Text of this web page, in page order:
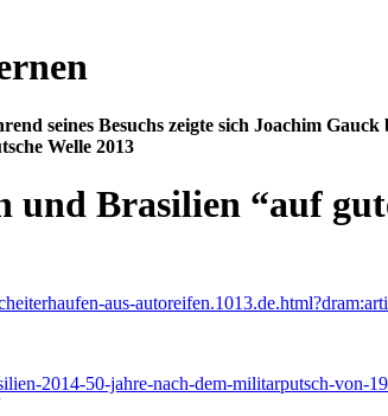
seines Besuchs zeigte sich Joachim
Welle 2013
und Brasilien “auf
aus-
2014-50-jahre-nach-dem-militarputsch-